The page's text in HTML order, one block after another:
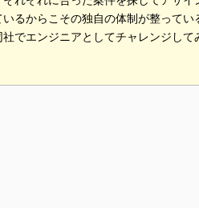
るからこその独自の体制が整ってい
でエンジニアとしてチャレンジして